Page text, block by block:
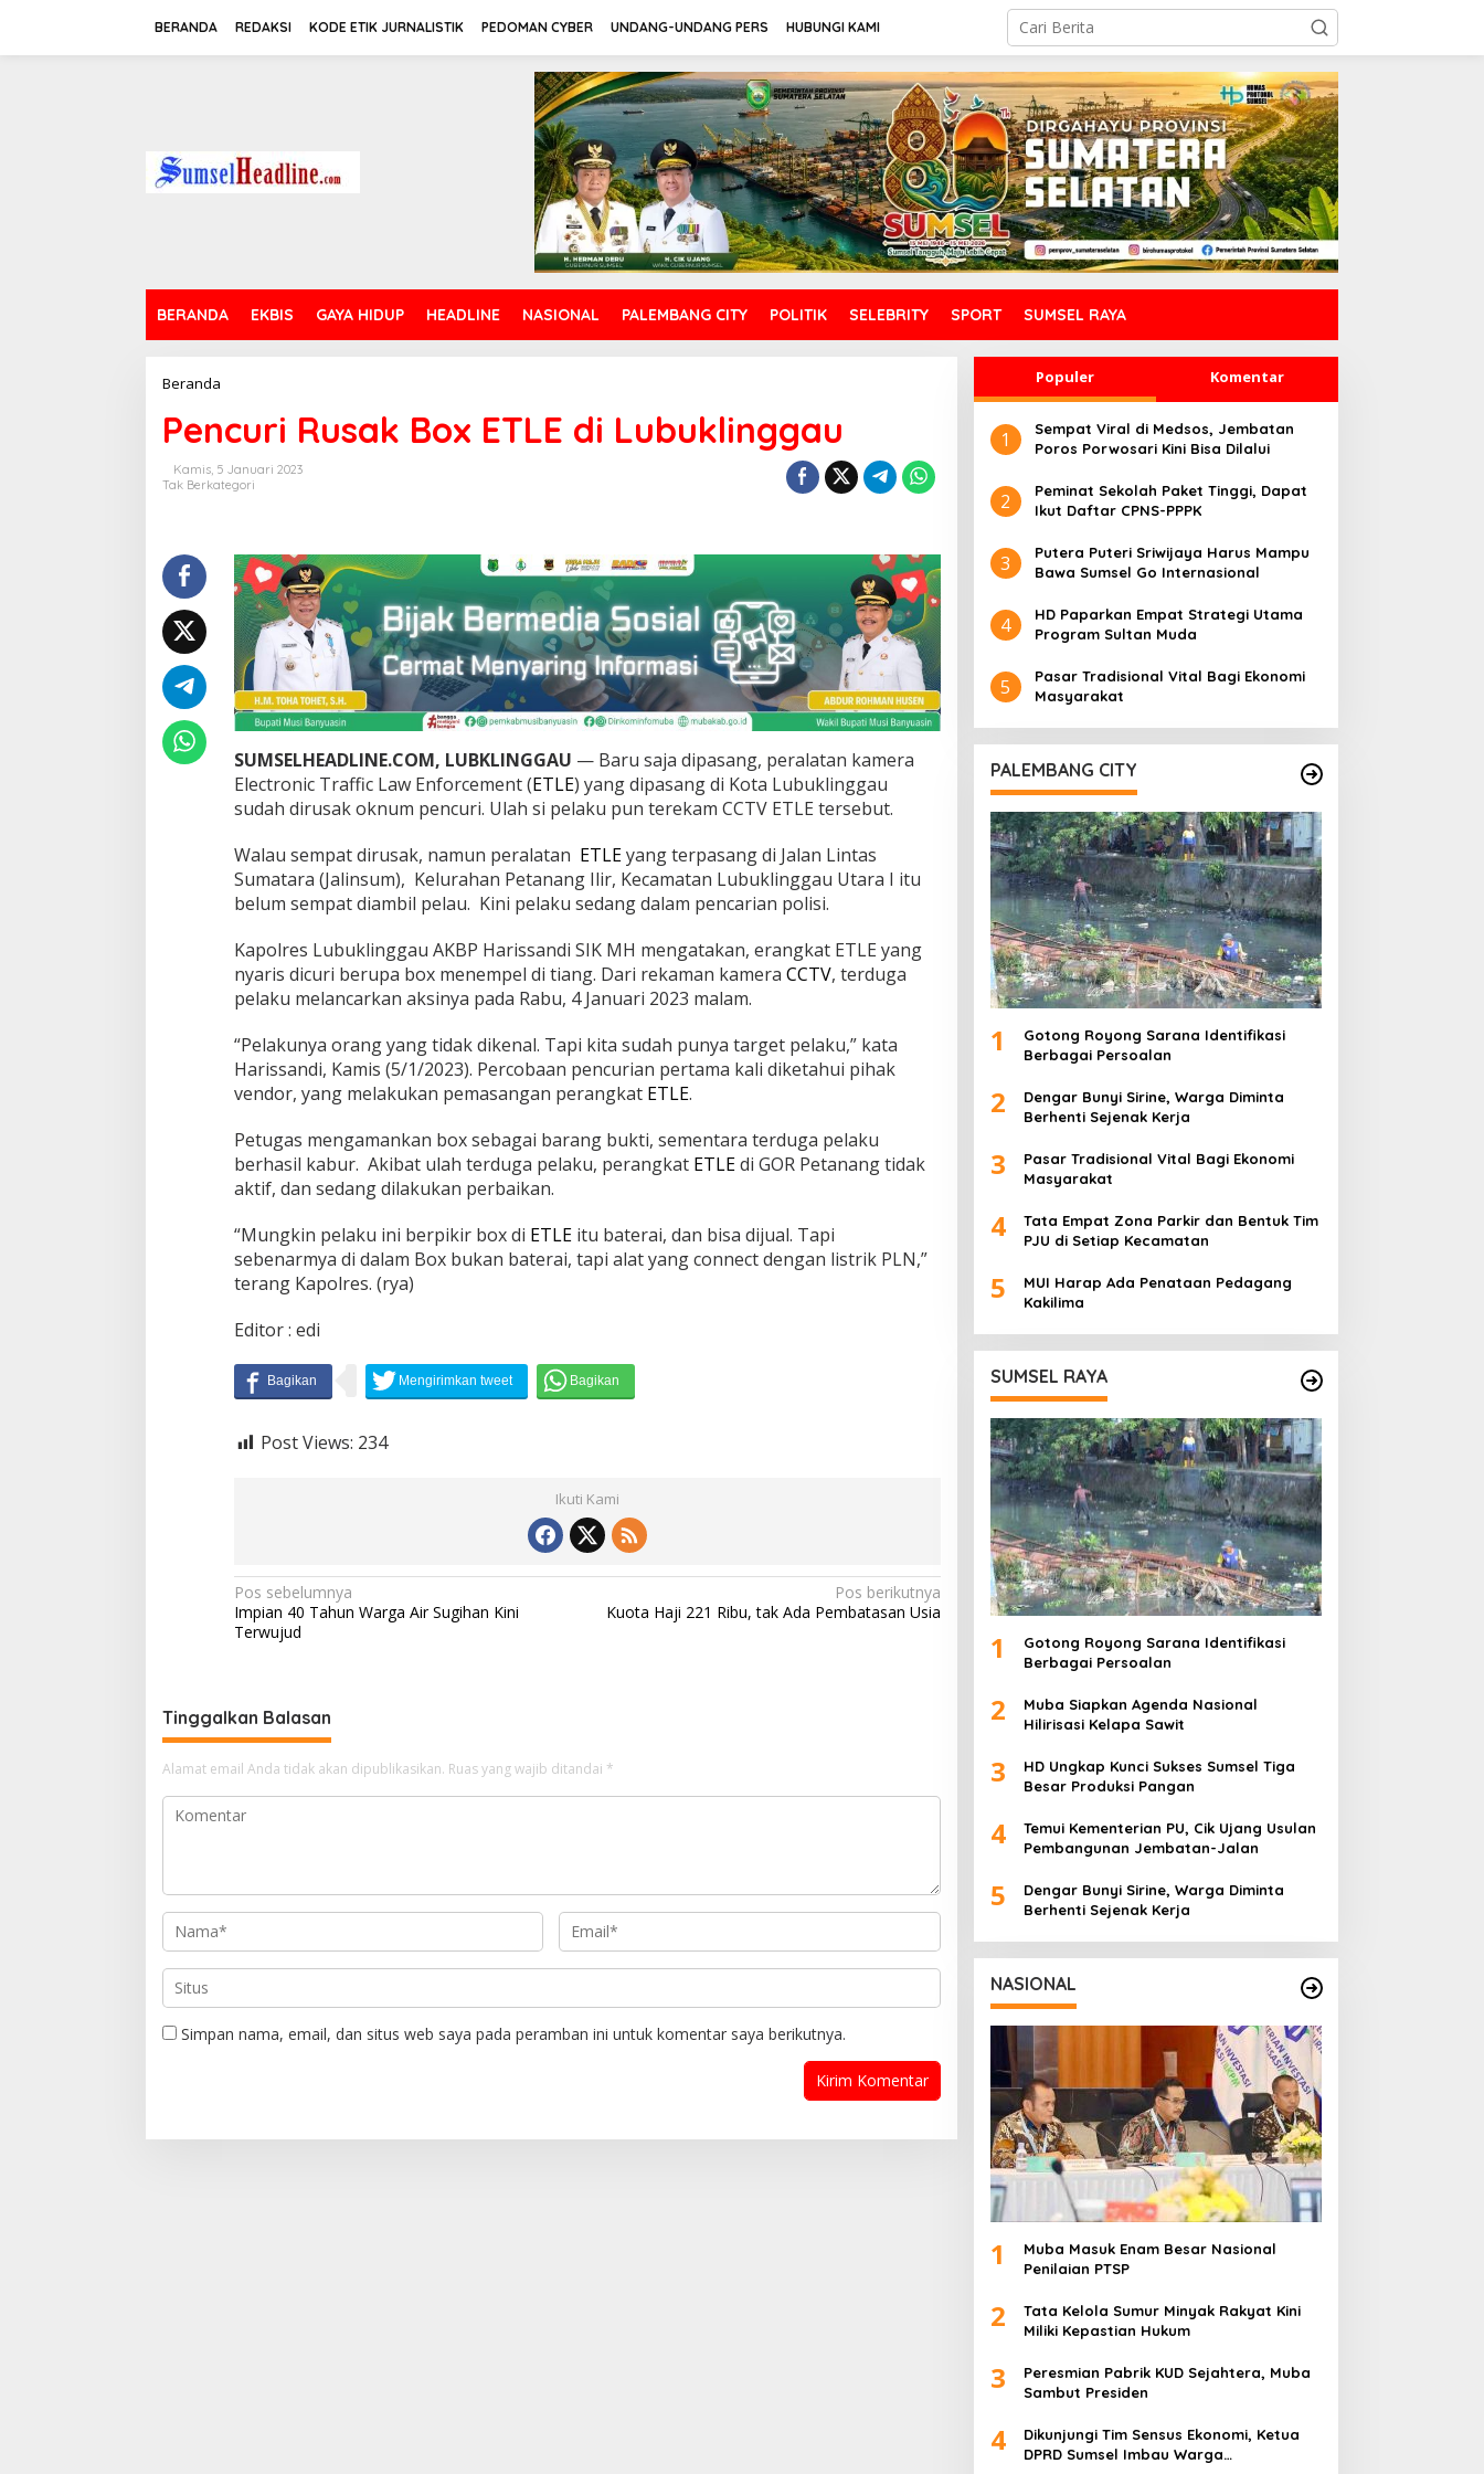
BERANDA REDAKSI KODE ETIK JURNALISTIK PEDOMAN CYBER UNDANG-UNDANG PERS HUBUNGI KAMI
BERANDA EKBIS GAYA HIDUP HEADLINE NASIONAL PALEMBANG CITY POLITIK SELEBRITY SPORT SUMSEL RAYA
Beranda
n
c
u
r
Pencuri Rusak Box ETLE di Lubuklinggau
Kamis, 5 Januari 2023
Tak Berkategori
SUMSELHEADLINE.COM, LUBKLINGGAU — Baru saja dipasang, peralatan kamera
Electronic Traffic Law Enforcement (ETLE) yang dipasang di Kota Lubuklinggau
sudah dirusak oknum pencuri. Ulah si pelaku pun terekam CCTV ETLE tersebut.
Walau sempat dirusak, namun peralatan ETLEyang terpasang di Jalan Lintas
Sumatara (Jalinsum), Kelurahan Petanang Ilir, Kecamatan Lubuklinggau Utara I itu
belum sempat diambil pelau. Kini pelaku sedang dalam pencarian polisi.
Kapolres Lubuklinggau AKBP Harissandi SIK MH mengatakan, erangkat ETLE yang
nyaris dicuri berupa box menempel di tiang. Dari rekaman kamera CCTV, terduga
pelaku melancarkan aksinya pada Rabu, 4 Januari 2023 malam.
“Pelakunya orang yang tidak dikenal. Tapi kita sudah punya target pelaku,” kata
Harissandi, Kamis (5/1/2023). Percobaan pencurian pertama kali diketahui pihak
vendor, yang melakukan pemasangan perangkat ETLE.
Petugas mengamankan box sebagai barang bukti, sementara terduga pelaku
berhasil kabur. Akibat ulah terduga pelaku, perangkat ETLEdi GOR Petanang tidak
aktif, dan sedang dilakukan perbaikan.
“Mungkin pelaku ini berpikir box di ETLEitu baterai, dan bisa dijual. Tapi
sebenarmya di dalam Box bukan baterai, tapi alat yang connect dengan listrik PLN,”
terang Kapolres. (rya)
Editor : edi
Post Views: 234
Ikuti Kami
N
a
g
a
s
i
s
Pos sebelumnya
Impian 40 Tahun Warga Air Sugihan Kini
Terwujud
Pos berikutnya
Kuota Haji 221 Ribu, tak Ada Pembatasan Usia
Tinggalkan Balasan
Alamat email Anda tidak akan dipublikasikan. Ruas yang wajib ditandai *
Simpan nama, email, dan situs web saya pada peramban ini untuk komentar saya berikutnya.
Populer Komentar
1
Sempat Viral di Medsos, Jembatan
Poros Porwosari Kini Bisa Dilalui
2
Peminat Sekolah Paket Tinggi, Dapat
Ikut Daftar CPNS-PPPK
3
Putera Puteri Sriwijaya Harus Mampu
Bawa Sumsel Go Internasional
4
HD Paparkan Empat Strategi Utama
Program Sultan Muda
5
Pasar Tradisional Vital Bagi Ekonomi
Masyarakat
PALEMBANG CITY
1
Gotong Royong Sarana Identifikasi
Berbagai Persoalan
2
Dengar Bunyi Sirine, Warga Diminta
Berhenti Sejenak Kerja
3
Pasar Tradisional Vital Bagi Ekonomi
Masyarakat
4
Tata Empat Zona Parkir dan Bentuk Tim
PJU di Setiap Kecamatan
5
MUI Harap Ada Penataan Pedagang
Kakilima
SUMSEL RAYA
1
Gotong Royong Sarana Identifikasi
Berbagai Persoalan
2
Muba Siapkan Agenda Nasional
Hilirisasi Kelapa Sawit
3
HD Ungkap Kunci Sukses Sumsel Tiga
Besar Produksi Pangan
4
Temui Kementerian PU, Cik Ujang Usulan
Pembangunan Jembatan-Jalan
5
Dengar Bunyi Sirine, Warga Diminta
Berhenti Sejenak Kerja
NASIONAL
1
Muba Masuk Enam Besar Nasional
Penilaian PTSP
2
Tata Kelola Sumur Minyak Rakyat Kini
Miliki Kepastian Hukum
3
Peresmian Pabrik KUD Sejahtera, Muba
Sambut Presiden
4
Dikunjungi Tim Sensus Ekonomi, Ketua
DPRD Sumsel Imbau Warga